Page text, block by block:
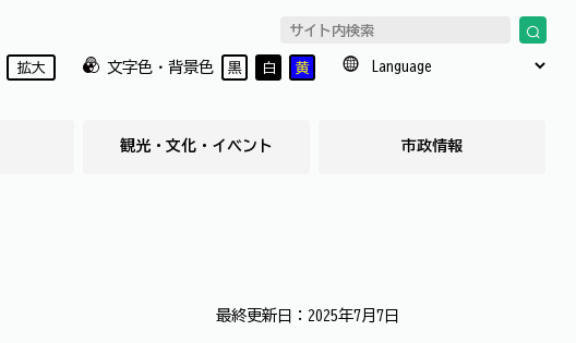
拡大 文字色・背景色 黒 白 黄
観光・文化・イベント 市政情報
最終更新日：2025年7月7日